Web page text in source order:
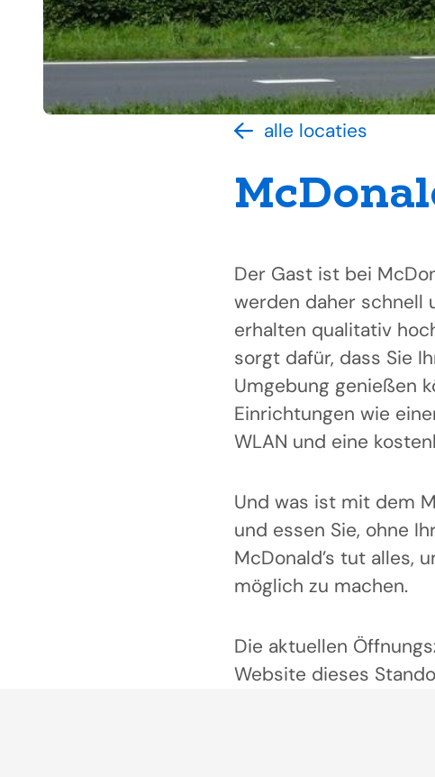
alle locaties
Der Gast ist bei
werden daher schnell
erhalten qualitativ
sorgt dafür, dass Sie
Umgebung genießen
Einrichtungen wie
WLAN und eine
Und was ist mit dem
und essen Sie, ohne
McDonald’s tut alles,
möglich zu machen.
Die aktuellen
Website dieses